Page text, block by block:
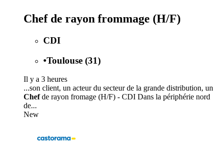
Chef de rayon frommage (H/F)
CDI
•Toulouse (31)
Il y a 3 heures
...son client, un acteur du secteur de la grande distribution, un
Chefde rayon fromage (H/F) - CDI Dans la périphérie nord
de...
New